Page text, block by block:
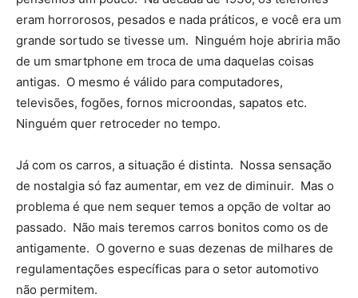
eram horrorosos, pesados e nada práticos, e você era um
grande sortudo se tivesse um. Ninguém hoje abriria mão
de um smartphone em troca de uma daquelas coisas
antigas. O mesmo é válido para computadores,
televisões, fogões, fornos microondas, sapatos etc.
Ninguém quer retroceder no tempo.
Já com os carros, a situação é distinta. Nossa sensação
de nostalgia só faz aumentar, em vez de diminuir. Mas o
problema é que nem sequer temos a opção de voltar ao
passado. Não mais teremos carros bonitos como os de
antigamente. O governo e suas dezenas de milhares de
regulamentações específicas para o setor automotivo
não permitem.